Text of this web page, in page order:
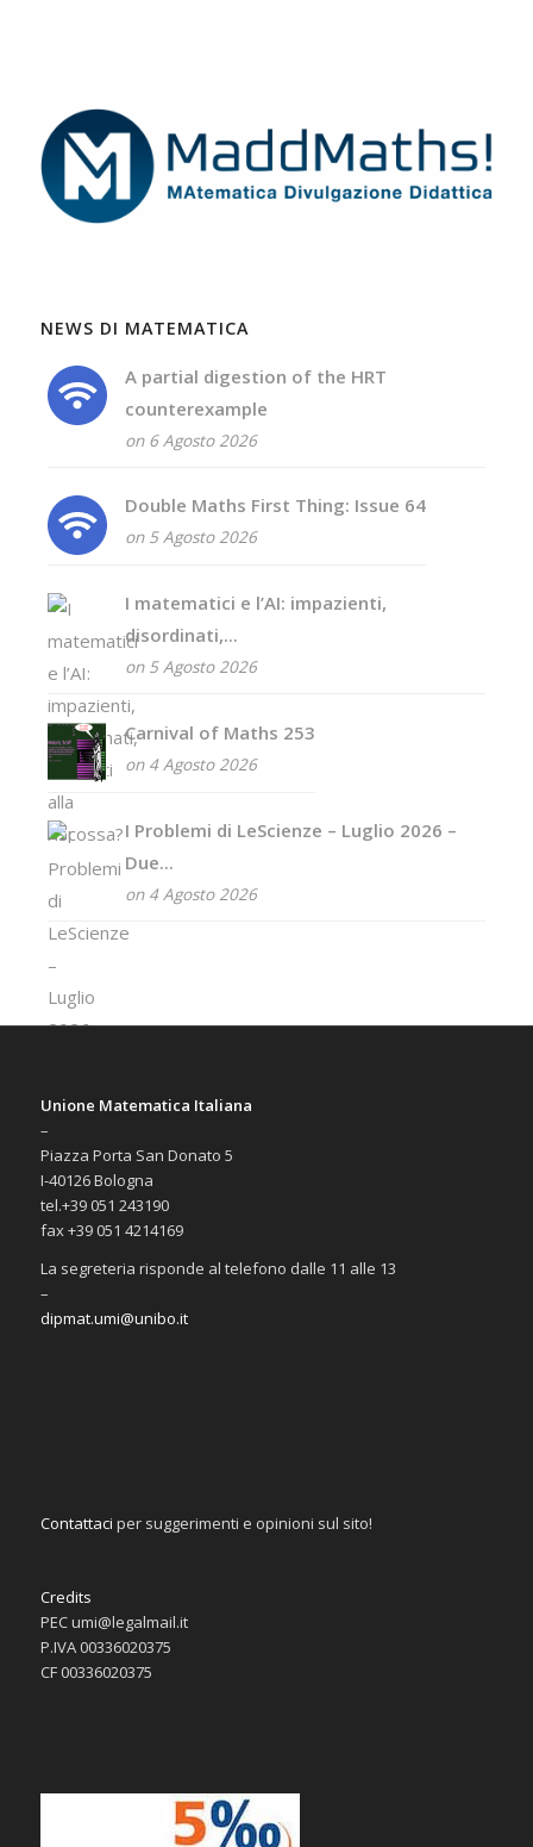
NEWS DI MATEMATICA
A partial digestion of the HRT
counterexample
on 6 Agosto 2026
Double Maths First Thing: Issue 64
on 5 Agosto 2026
I matematici e l’AI: impazienti,
disordinati,...
on 5 Agosto 2026
Carnival of Maths 253
on 4 Agosto 2026
I Problemi di LeScienze – Luglio 2026 –
Due...
on 4 Agosto 2026
Unione Matematica Italiana
–
Piazza Porta San Donato 5
I-40126 Bologna
tel.+39 051 243190
fax +39 051 4214169
La segreteria risponde al telefono dalle 11 alle 13
–
dipmat.umi@unibo.it
Contattaci per suggerimenti e opinioni sul sito!
Credits
PEC umi@legalmail.it
P.IVA 00336020375
CF 00336020375